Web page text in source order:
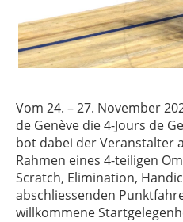
Vom 24. – 27. November
de Genève die 4-Jours de
bot dabei der Veranstalter
Rahmen eines 4-teiligen
Scratch, Elimination,
abschliessenden
willkommene